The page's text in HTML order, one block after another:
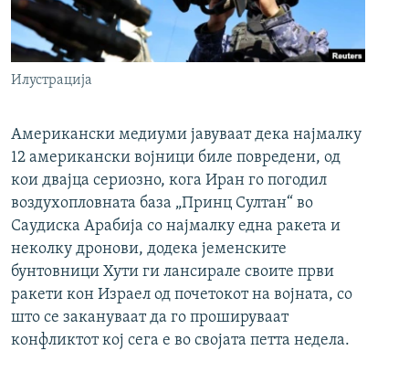
Илустрација
Американски медиуми јавуваат дека најмалку
12 американски војници биле повредени, од
кои двајца сериозно, кога Иран го погодил
воздухопловната база „Принц Султан“ во
Саудиска Арабија со најмалку една ракета и
неколку дронови, додека јеменските
бунтовници Хути ги лансирале своите први
ракети кон Израел од почетокот на војната, со
што се закануваат да го прошируваат
конфликтот кој сега е во својата петта недела.